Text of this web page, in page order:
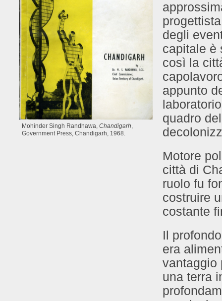
Mohinder Singh Randhawa,Chandigarh
Government Press, Chandigarh, 1968.
degli
capitale è
così la
appunto
quadro
Motore
città di
ruolo fu
costruire
costante
Il
era
vantaggio
una terra